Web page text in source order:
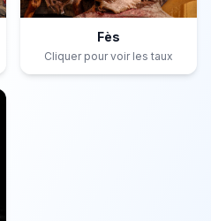
Fès
Cliquer pour voir les taux